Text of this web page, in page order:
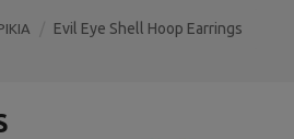
Evil Eye Shell Hoop Earrings